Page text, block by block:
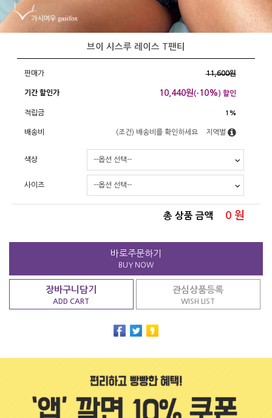
브이 시스루 레이스 T팬티
판매가 11,600원
기간 할인가 10,440원(- 10%) 할인
적립금 1%
배송비 (조건) 배송비를 확인하세요 지역별
색상
사이즈
총 상품 금액 0 원
바로주문하기
BUY NOW
장바구니담기
ADD CART
관심상품등록
WISH LIST